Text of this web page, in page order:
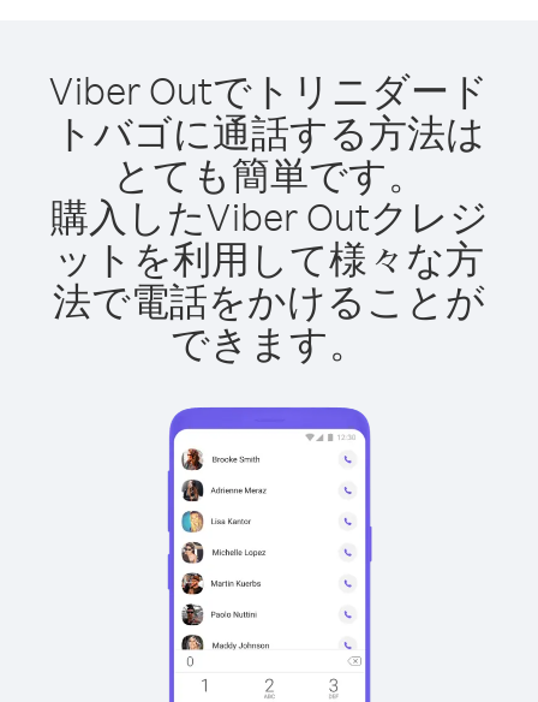
Viber Outでトリニダード
トバゴに通話する方法は
とても簡単です。
購入したViber Outクレジ
ットを利用して様々な方
法で電話をかけることが
できます。